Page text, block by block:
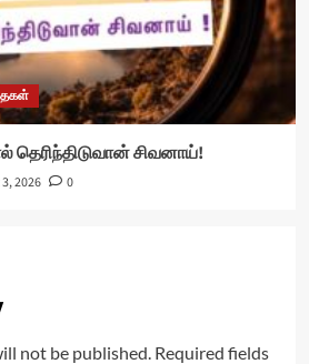
சிவனாய்!
2026 0
not be published. Required fields